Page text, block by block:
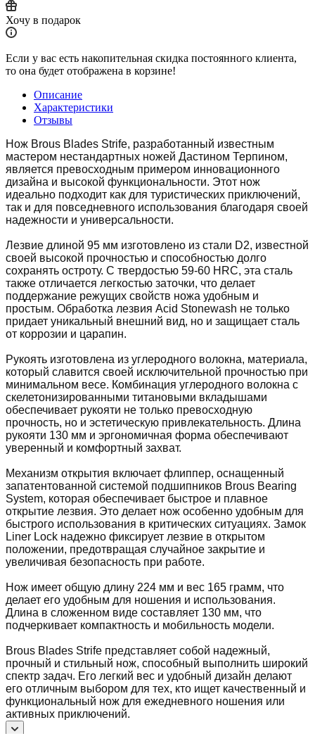
Хочу в подарок
Если у вас есть накопительная скидка постоянного клиента,
то она будет отображена в корзине!
Описание
Характеристики
Отзывы
Нож Brous Blades Strife, разработанный известным
мастером нестандартных ножей Дастином Терпином,
является превосходным примером инновационного
дизайна и высокой функциональности. Этот нож
идеально подходит как для туристических приключений,
так и для повседневного использования благодаря своей
надежности и универсальности.
Лезвие длиной 95 мм изготовлено из стали D2, известной
своей высокой прочностью и способностью долго
сохранять остроту. С твердостью 59-60 HRC, эта сталь
также отличается легкостью заточки, что делает
поддержание режущих свойств ножа удобным и
простым. Обработка лезвия Acid Stonewash не только
придает уникальный внешний вид, но и защищает сталь
от коррозии и царапин.
Рукоять изготовлена из углеродного волокна, материала,
который славится своей исключительной прочностью при
минимальном весе. Комбинация углеродного волокна с
скелетонизированными титановыми вкладышами
обеспечивает рукояти не только превосходную
прочность, но и эстетическую привлекательность. Длина
рукояти 130 мм и эргономичная форма обеспечивают
уверенный и комфортный захват.
Механизм открытия включает флиппер, оснащенный
запатентованной системой подшипников Brous Bearing
System, которая обеспечивает быстрое и плавное
открытие лезвия. Это делает нож особенно удобным для
быстрого использования в критических ситуациях. Замок
Liner Lock надежно фиксирует лезвие в открытом
положении, предотвращая случайное закрытие и
увеличивая безопасность при работе.
Нож имеет общую длину 224 мм и вес 165 грамм, что
делает его удобным для ношения и использования.
Длина в сложенном виде составляет 130 мм, что
подчеркивает компактность и мобильность модели.
Brous Blades Strife представляет собой надежный,
прочный и стильный нож, способный выполнить широкий
спектр задач. Его легкий вес и удобный дизайн делают
его отличным выбором для тех, кто ищет качественный и
функциональный нож для ежедневного ношения или
активных приключений.